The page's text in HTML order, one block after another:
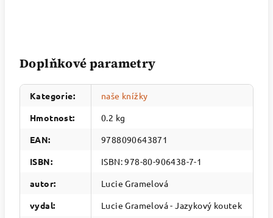
Doplňkové parametry
Kategorie:
naše knížky
Hmotnost:
0.2 kg
EAN:
9788090643871
ISBN:
ISBN: 978-80-906438-7-1
autor:
Lucie Gramelová
vydal:
Lucie Gramelová - Jazykový koutek